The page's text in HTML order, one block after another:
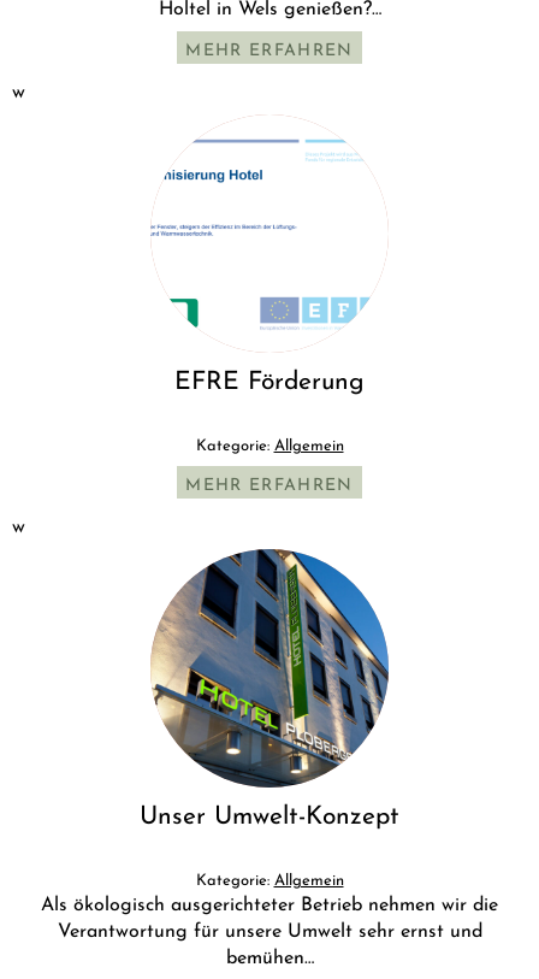
Holtel in Wels genießen?…
MEHR ERFAHREN
w
EFRE Förderung
Kategorie: Allgemein
MEHR ERFAHREN
w
Unser Umwelt-Konzept
Kategorie: Allgemein
Als ökologisch ausgerichteter Betrieb nehmen wir die
Verantwortung für unsere Umwelt sehr ernst und
bemühen…